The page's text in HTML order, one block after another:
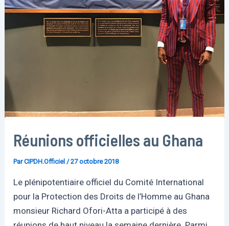
Réunions officielles au Ghana
ParCIPDH.Officiel /27 octobre 2018
Le plénipotentiaire officiel du Comité International
pour la Protection des Droits de l’Homme au Ghana
monsieur Richard Ofori-Atta a participé à des